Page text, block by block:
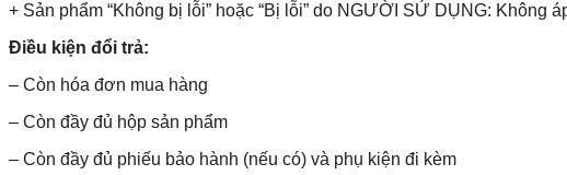
+ Sản phẩm “Không bị lỗi” hoặc “Bị lỗi” do NGƯỜI SỬ DỤNG: Không
Điều kiện đổi trả:
– Còn hóa đơn mua hàng
– Còn đầy đủ hộp sản phẩm
– Còn đầy đủ phiếu bảo hành (nếu có) và phụ kiện đi kèm